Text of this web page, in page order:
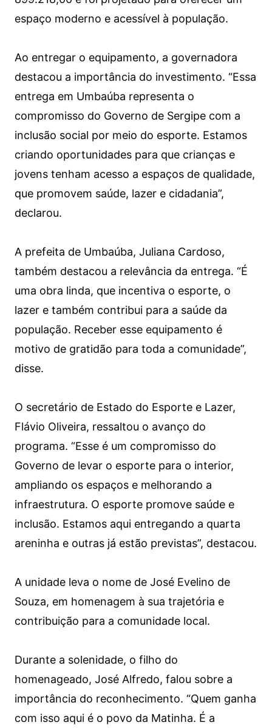
espaço moderno e acessível à população.
Ao entregar o equipamento, a governadora
destacou a importância do investimento. “Essa
entrega em Umbaúba representa o
compromisso do Governo de Sergipe com a
inclusão social por meio do esporte. Estamos
criando oportunidades para que crianças e
jovens tenham acesso a espaços de qualidade,
que promovem saúde, lazer e cidadania”,
declarou.
A prefeita de Umbaúba, Juliana Cardoso,
também destacou a relevância da entrega. “É
uma obra linda, que incentiva o esporte, o
lazer e também contribui para a saúde da
população. Receber esse equipamento é
motivo de gratidão para toda a comunidade”,
disse.
O secretário de Estado do Esporte e Lazer,
Flávio Oliveira, ressaltou o avanço do
programa. “Esse é um compromisso do
Governo de levar o esporte para o interior,
ampliando os espaços e melhorando a
infraestrutura. O esporte promove saúde e
inclusão. Estamos aqui entregando a quarta
areninha e outras já estão previstas”, destacou.
A unidade leva o nome de José Evelino de
Souza, em homenagem à sua trajetória e
contribuição para a comunidade local.
Durante a solenidade, o filho do
homenageado, José Alfredo, falou sobre a
importância do reconhecimento. “Quem ganha
com isso aqui é o povo da Matinha. É a